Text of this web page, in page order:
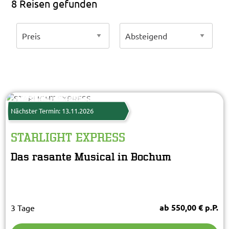
8 Reisen gefunden
Nächster Termin: 13.11.2026
STARLIGHT EXPRESS
Das rasante Musical in Bochum
3 Tage ab 550,00 € p.P.